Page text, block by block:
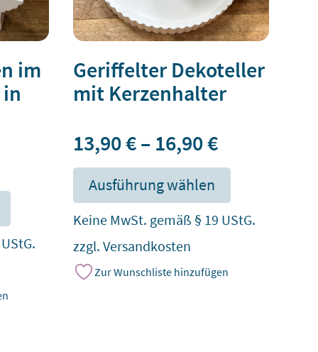
im
weist
mehrere
Geriffelter Dekoteller
mit Kerzenhalter
13,90€– 16,90€
Ausführung wählen
weist
mehrere
Keine MwSt. gemäß § 19 UStG.
zzgl.Versandkosten
Zur Wunschliste hinzufügen